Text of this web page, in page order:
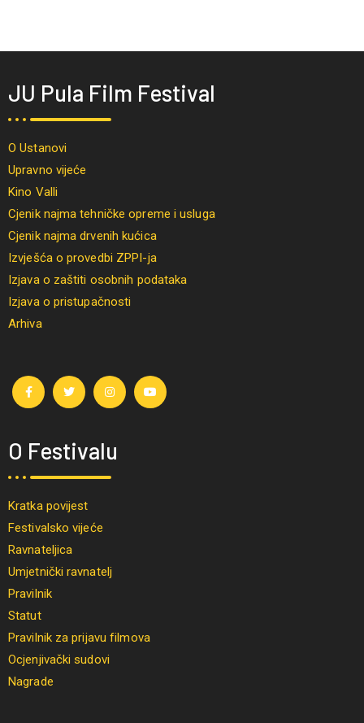
JU Pula Film Festival
O Ustanovi
Upravno vijeće
Kino Valli
Cjenik najma tehničke opreme i usluga
Cjenik najma drvenih kućica
Izvješća o provedbi ZPPI-ja
Izjava o zaštiti osobnih podataka
Izjava o pristupačnosti
Arhiva
O Festivalu
Kratka povijest
Festivalsko vijeće
Ravnateljica
Umjetnički ravnatelj
Pravilnik
Statut
Pravilnik za prijavu filmova
Ocjenjivački sudovi
Nagrade